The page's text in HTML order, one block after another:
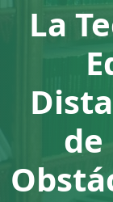
La
de